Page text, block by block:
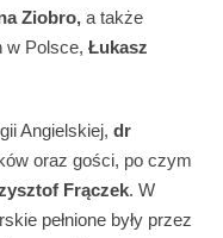
Ziobro,a także
w Polsce, Łukasz
Angielskiej, dr
oraz gości, po czym
Frączek. W
pełnione były przez